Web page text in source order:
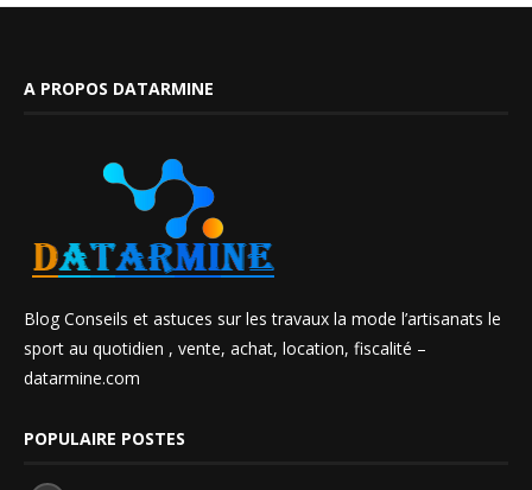
A PROPOS DATARMINE
Blog Conseils et astuces sur les travaux la mode l’artisanats le
sport au quotidien , vente, achat, location, fiscalité –
datarmine.com
POPULAIRE POSTES